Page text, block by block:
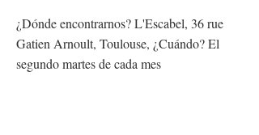
¿Dónde encontrarnos? L'Escabel, 36 rue
Gatien Arnoult, Toulouse, ¿Cuándo? El
segundo martes de cada mes